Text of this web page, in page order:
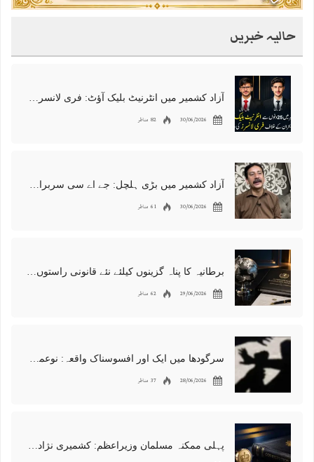
حالیہ خبریں
آزاد کشمیر میں انٹرنیٹ بلیک آؤٹ: فری لانسرز کا معاشی قتل، احتجاج شروع
30/06/2026 82 مناظر
آزاد کشمیر میں بڑی ہلچل: جے اے سی سربراہ شوکت نواز میر کی گرفتاری، دھرنا جاری
30/06/2026 61 مناظر
برطانیہ کا پناہ گزینوں کیلئے نئے قانونی راستوں اور اسپانسر شپ نظام کا اعلان
29/06/2026 62 مناظر
سرگودھا میں ایک اور افسوسناک واقعہ: نوعمر لڑکے سے مبینہ زیادتی، مقدمہ درج
28/06/2026 37 مناظر
پہلی ممکنہ مسلمان وزیراعظم: کشمیری نژاد شبانہ محمود برطانیہ میں مقبول